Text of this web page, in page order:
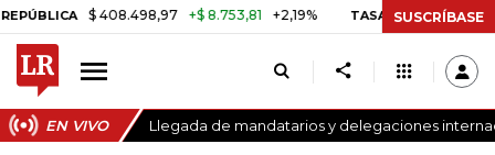
$ 408.498,97 +$ 8.753,81 +2,19% TASA DE USURA CRÉDITO
SUSCRÍBASE
EN VIVO Llegada de mandatarios y delegaciones